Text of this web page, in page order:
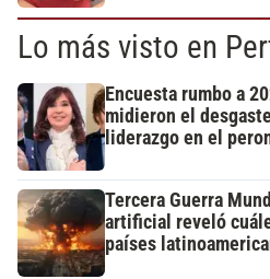
Lo más visto en
Encuesta rumbo a
midieron el
liderazgo en el
Tercera Guerra
artificial reveló
países